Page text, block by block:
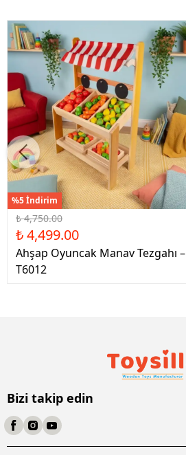
%5 İndirim
₺ 4,750.00
₺ 4,499.00
Ahşap Oyuncak Manav Tezgahı –
T6012
Bizi takip edin